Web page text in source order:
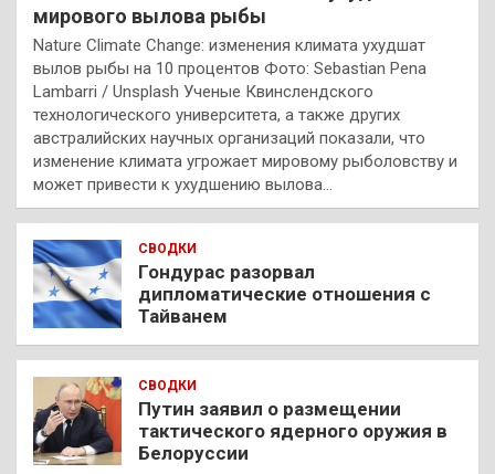
мирового вылова рыбы
Nature Climate Change: изменения климата ухудшат
вылов рыбы на 10 процентов Фото: Sebastian Pena
Lambarri / Unsplash Ученые Квинслендского
технологического университета, а также других
австралийских научных организаций показали, что
изменение климата угрожает мировому рыболовству и
может привести к ухудшению вылова…
СВОДКИ
Гондурас разорвал
дипломатические отношения с
Тайванем
СВОДКИ
Путин заявил о размещении
тактического ядерного оружия в
Белоруссии